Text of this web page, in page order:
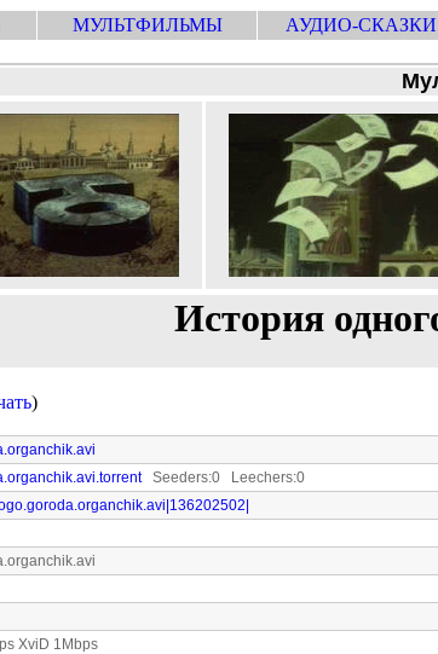
МУЛЬТФИЛЬМЫ АУДИО-СКАЗКИ
История
)
Seeders:0 Leechers:0
XviD 1Mbps